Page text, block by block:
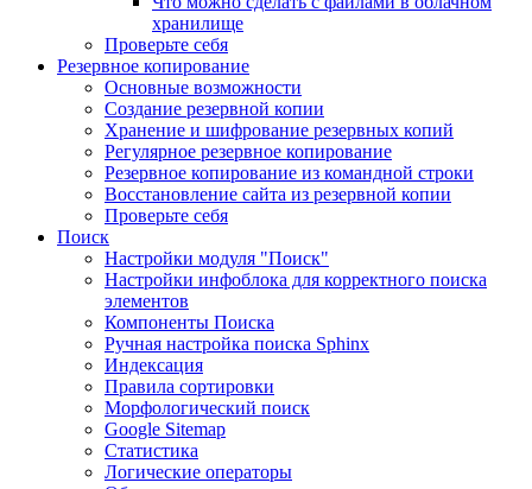
хранилище
Проверьте себя
Резервное копирование
Основные возможности
Создание резервной копии
Хранение и шифрование резервных копий
Регулярное резервное копирование
Резервное копирование из командной строки
Восстановление сайта из резервной копии
Проверьте себя
Поиск
Настройки модуля "Поиск"
Настройки инфоблока для корректного поиска
элементов
Компоненты Поиска
Ручная настройка поиска Sphinx
Индексация
Правила сортировки
Морфологический поиск
Google Sitemap
Статистика
Логические операторы